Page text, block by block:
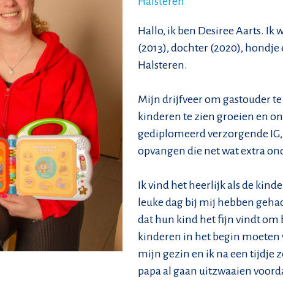
Hallo, ik ben Desiree Aarts.
(2013), dochter (2020),
Halsteren.
Mijn drijfveer om gastouder
kinderen te zien groeien en
gediplomeerd verzorgende
opvangen die net wat extra
Ik vind het heerlijk als de
leuke dag bij mij hebben
dat hun kind het fijn vindt om
kinderen in het begin moeten
mijn gezin en ik na een tijdje
papa al gaan uitzwaaien